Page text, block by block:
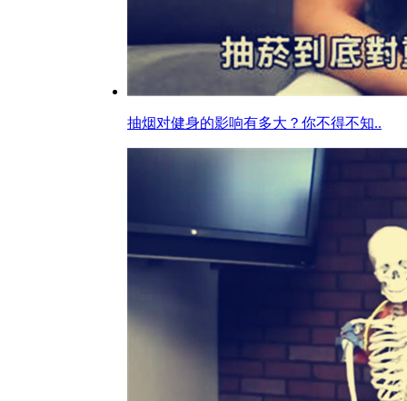
抽烟对健身的影响有多大？你不得不知..